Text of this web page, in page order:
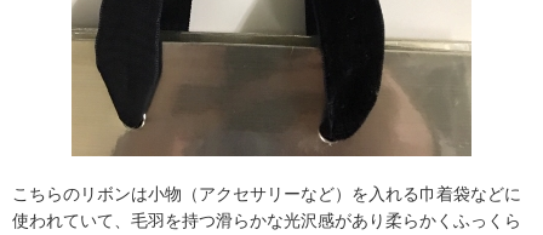
こちらのリボンは小物（アクセサリーなど）を入れる巾着袋などに
使われていて、毛羽を持つ滑らかな光沢感があり柔らかくふっくら